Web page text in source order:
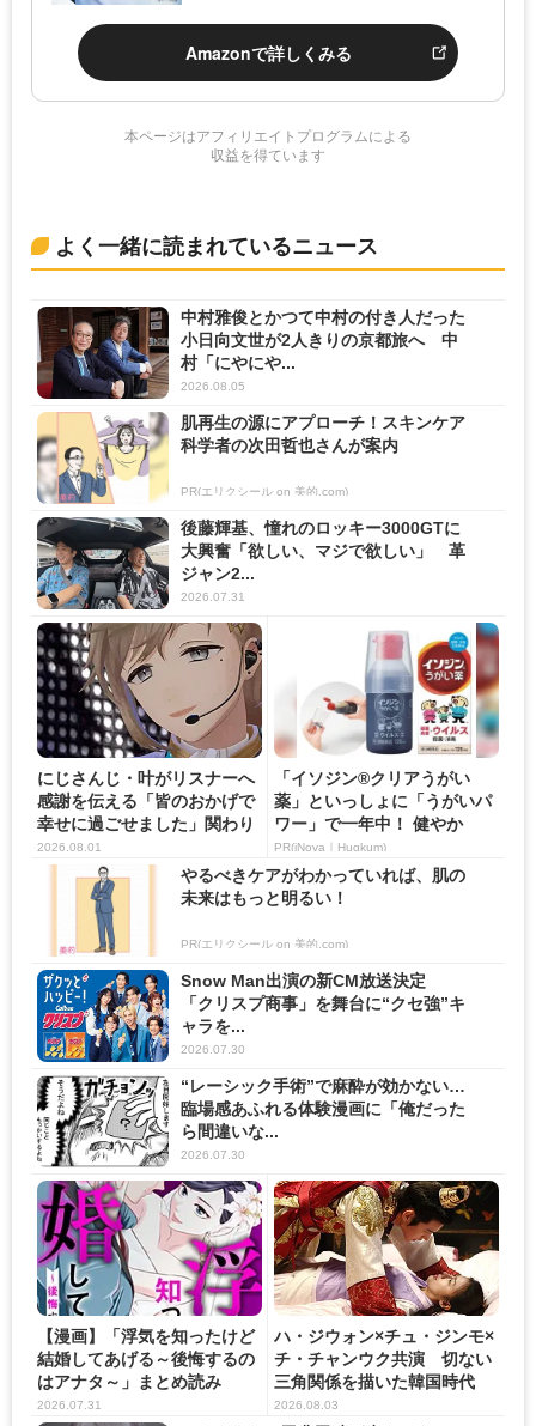
Amazonで詳しくみる
本ページはアフィリエイトプログラムによる
収益を得ています
よく一緒に読まれているニュース
中村雅俊とかつて中村の付き人だった
小日向文世が2人きりの京都旅へ 中
村「にやにや...
2026.08.05
肌再生の源にアプローチ！スキンケア
科学者の次田哲也さんが案内
PR(エリクシール on 美的.com)
後藤輝基、憧れのロッキー3000GTに
大興奮「欲しい、マジで欲しい」 革
ジャン2...
2026.07.31
にじさんじ・叶がリスナーへ
感謝を伝える「皆のおかげで
幸せに過ごせました」関わり
の...
2026.08.01
「イソジン®クリアうがい
薬」といっしょに「うがいパ
ワー」で一年中！ 健やか
PR(iNova｜Hugkum)
やるべきケアがわかっていれば、肌の
未来はもっと明るい！
PR(エリクシール on 美的.com)
Snow Man出演の新CM放送決定
「クリスプ商事」を舞台に“クセ強”キ
ャラを...
2026.07.30
“レーシック手術”で麻酔が効かない…
臨場感あふれる体験漫画に「俺だった
ら間違いな...
2026.07.30
【漫画】「浮気を知ったけど
結婚してあげる～後悔するの
はアナタ～」まとめ読み
2026.07.31
ハ・ジウォン×チュ・ジンモ×
チ・チャンウク共演 切ない
三角関係を描いた韓国時代
劇...
2026.08.03